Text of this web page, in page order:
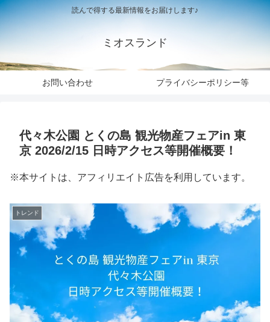
読んで得する最新情報をお届けします♪
ミオスランド
お問い合わせ プライバシーポリシー等
代々木公園 とくの島 観光物産フェアin 東
京 2026/2/15 日時アクセス等開催概要！
※本サイトは、アフィリエイト広告を利用しています。
トレンド